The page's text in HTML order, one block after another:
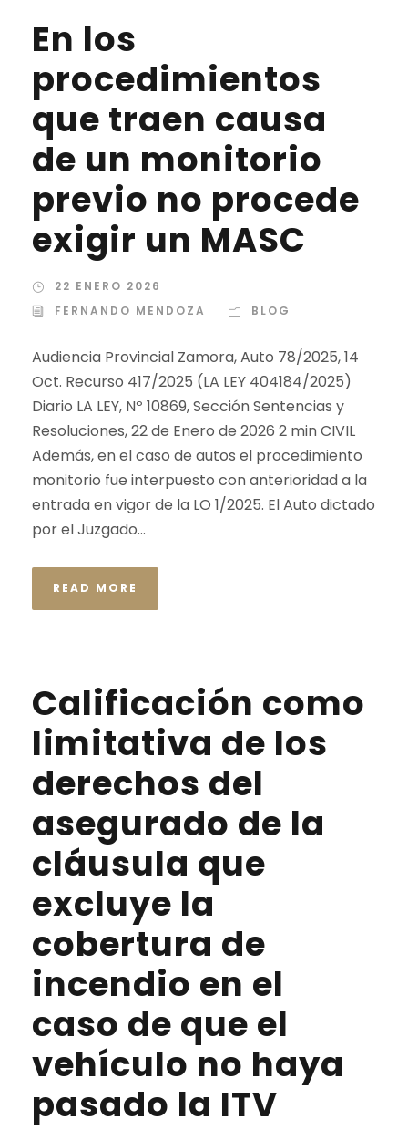
En los
procedimientos
que traen causa
de un monitorio
previo no procede
exigir un MASC
22 ENERO 2026
FERNANDO MENDOZA
BLOG
Audiencia Provincial Zamora, Auto 78/2025, 14
Oct. Recurso 417/2025 (LA LEY 404184/2025)
Diario LA LEY, Nº 10869, Sección Sentencias y
Resoluciones, 22 de Enero de 2026 2 min CIVIL
Además, en el caso de autos el procedimiento
monitorio fue interpuesto con anterioridad a la
entrada en vigor de la LO 1/2025. El Auto dictado
por el Juzgado...
READ MORE
Calificación como
limitativa de los
derechos del
asegurado de la
cláusula que
excluye la
cobertura de
incendio en el
caso de que el
vehículo no haya
pasado la ITV